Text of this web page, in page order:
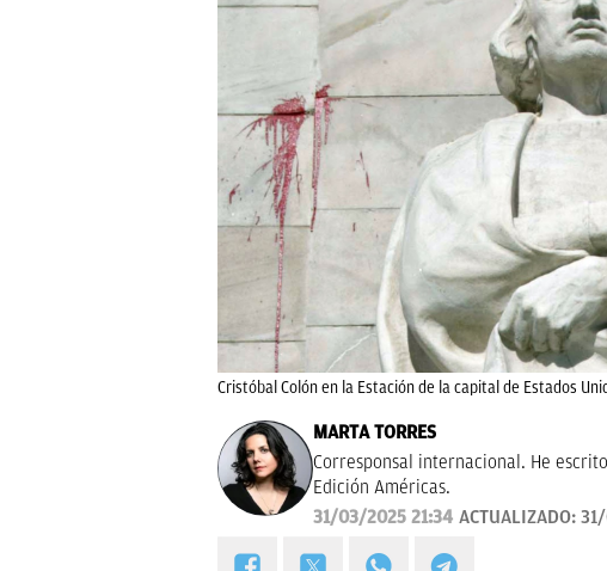
Cristóbal Colón en la Estación de la capital de Estados
MARTA TORRES
Corresponsal internacional. He
Edición Américas.
31/03/2025 21:34 ACTUALIZADO: